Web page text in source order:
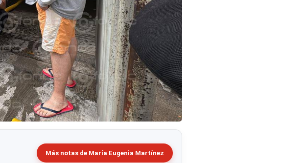
Más notas de María Eugenia Martínez